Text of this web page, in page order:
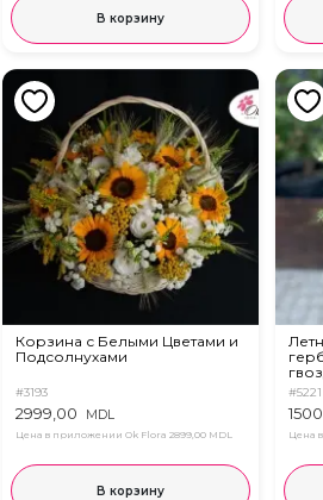
В корзину
Корзина с Белыми Цветами и
Подсолнухами
#3193
2999,00 MDL
Цена в приложении Ok Flora 2899,00 MDL
В корзину
#5221
Цена